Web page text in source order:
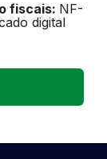
fiscais: NF-
digital